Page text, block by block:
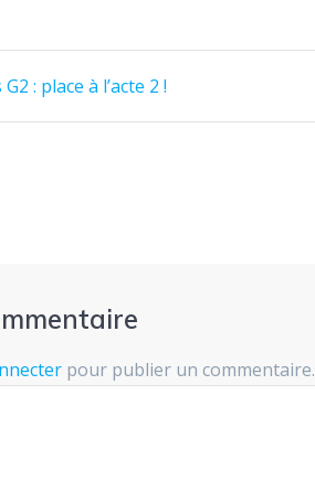
: place à l’acte 2 !
pour publier un commentaire.